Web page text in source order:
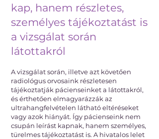
kap, hanem részletes,
személyes tájékoztatást is
a vizsgálat során
látottakról
A vizsgálat során, illetve azt követően
radiológus orvosaink részletesen
tájékoztatják pácienseinket a látottakról,
és érthetően elmagyarázzák az
ultrahangfelvételen látható eltéréseket
vagy azok hiányát. Így pácienseink nem
csupán leírást kapnak, hanem személyes,
türelmes tájékoztatást is. A hivatalos lelet